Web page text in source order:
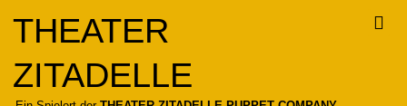
springen
THEATER
ZITADELLE